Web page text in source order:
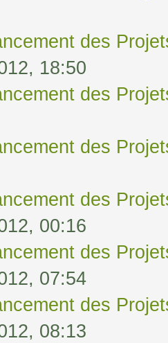
des
18:50
des
des
des
00:16
des
07:54
des
08:13